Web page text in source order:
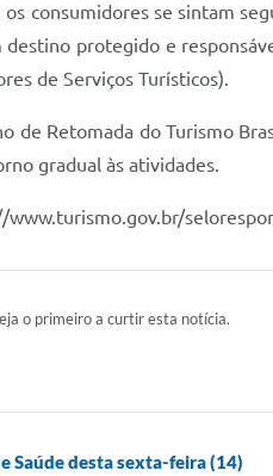
consumidores se sintam
protegido e
de Serviços Turísticos).
de Retomada do Turismo
gradual às atividades.
o primeiro a curtir esta notícia.
Saúde desta sexta-feira (14)